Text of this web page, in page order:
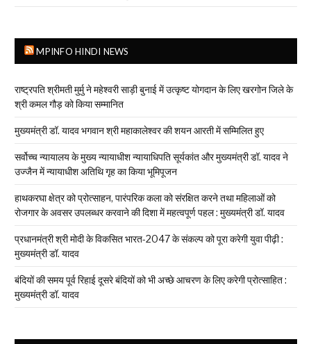
MPINFO HINDI NEWS
राष्ट्रपति श्रीमती मुर्मु ने महेश्वरी साड़ी बुनाई में उत्कृष्ट योगदान के लिए खरगोन जिले के
श्री कमल गौड़ को किया सम्मानित
मुख्यमंत्री डॉ. यादव भगवान श्री महाकालेश्‍वर की शयन आरती में सम्मिलित हुए
सर्वोच्च न्यायालय के मुख्‍य न्‍यायाधीश न्यायाधिपति सूर्यकांत और मुख्यमंत्री डॉ. यादव ने
उज्जैन में न्यायाधीश अतिथि गृह का किया भूमिपूजन
हाथकरघा क्षेत्र को प्रोत्साहन, पारंपरिक कला को संरक्षित करने तथा महिलाओं को
रोजगार के अवसर उपलब्धर करवाने की दिशा में महत्वपूर्ण पहल : मुख्यमंत्री डॉ. यादव
प्रधानमंत्री श्री मोदी के विकसित भारत-2047 के संकल्प को पूरा करेगी युवा पीढ़ी :
मुख्यमंत्री डॉ. यादव
बंदियों की समय पूर्व रिहाई दूसरे बंदियों को भी अच्छे आचरण के लिए करेगी प्रोत्साहित :
मुख्यमंत्री डॉ. यादव